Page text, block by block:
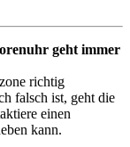
geht immer
richtig
falsch ist, geht die
einen
kann.